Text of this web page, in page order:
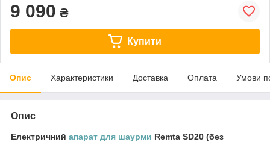
9 090 ₴
Купити
Опис Характеристики Доставка Оплата Умови
Опис
Електричний апарат для шаурми Remta SD20 (без